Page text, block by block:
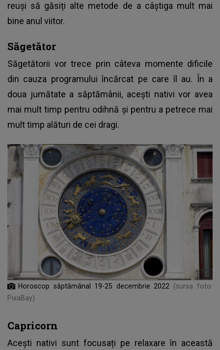
reuși să găsiți alte metode de a câștiga mult mai
bine anul viitor.
Săgetător
Săgetătorii vor trece prin câteva momente dificile
din cauza programului încărcat pe care îl au. În a
doua jumătate a săptămânii, acești nativi vor avea
mai mult timp pentru odihnă și pentru a petrece mai
mult timp alături de cei dragi.
Horoscop săptămânal 19-25 decembrie 2022
(sursa foto:
PixaBay)
Capricorn
Acești nativi sunt focusați pe relaxare în această